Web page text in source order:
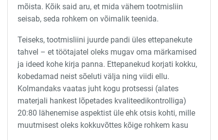
mõista. Kõik said aru, et mida vähem tootmisliin
seisab, seda rohkem on võimalik teenida.
Teiseks, tootmisliini juurde pandi üles ettepanekute
tahvel – et töötajatel oleks mugav oma märkamised
ja ideed kohe kirja panna. Ettepanekud korjati kokku,
kobedamad neist sõeluti välja ning viidi ellu.
Kolmandaks vaatas juht kogu protsessi (alates
materjali hankest lõpetades kvaliteedikontrolliga)
20:80 lähenemise aspektist üle ehk otsis kohti, mille
muutmisest oleks kokkuvõttes kõige rohkem kasu